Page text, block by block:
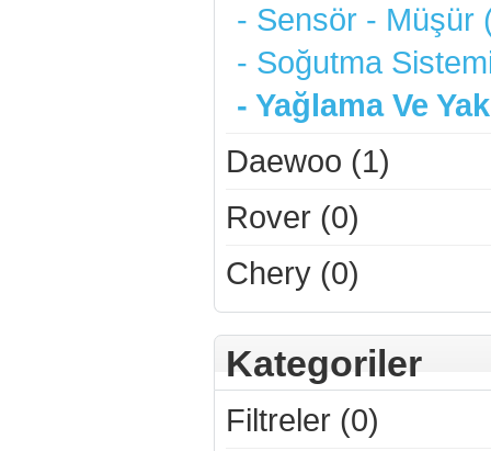
- Sensör - Müşür
- Soğutma
- Yağlama Ve
Daewoo (1)
Rover (0)
Chery (0)
Kategoriler
Filtreler (0)